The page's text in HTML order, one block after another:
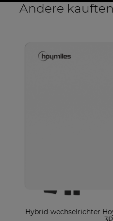
Andere
Hybrid-wechselrichter